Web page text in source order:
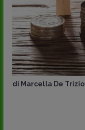
di Marcella De Trizio